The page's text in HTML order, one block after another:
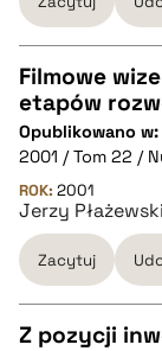
BIBTEX
pobierz cytat
CZYSTY
pobierz cytat
BIBTEX
pobierz cytat
Filmowe
etapów
Opublikowano w:
2001 / Tom 22 /
ROK: 2001
Jerzy Płażewski
Zacytuj
Z pozycji